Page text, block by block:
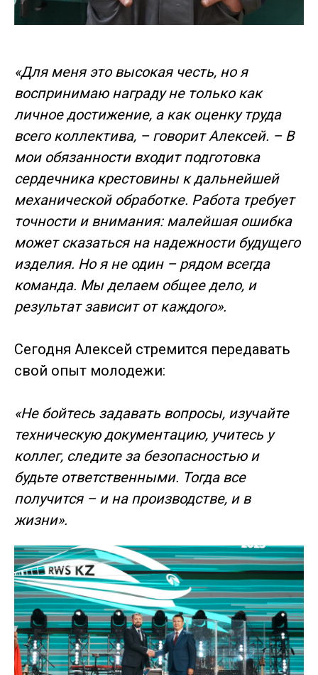
«Для меня это высокая честь, но я
воспринимаю награду не только как
личное достижение, а как оценку труда
всего коллектива, – говорит Алексей. – В
мои обязанности входит подготовка
сердечника крестовины к дальнейшей
механической обработке. Работа требует
точности и внимания: малейшая ошибка
может сказаться на надежности будущего
изделия. Но я не один – рядом всегда
команда. Мы делаем общее дело, и
результат зависит от каждого».
Сегодня Алексей стремится передавать
свой опыт молодежи:
«Не бойтесь задавать вопросы, изучайте
техническую документацию, учитесь у
коллег, следите за безопасностью и
будьте ответственными. Тогда все
получится – и на производстве, и в
жизни».